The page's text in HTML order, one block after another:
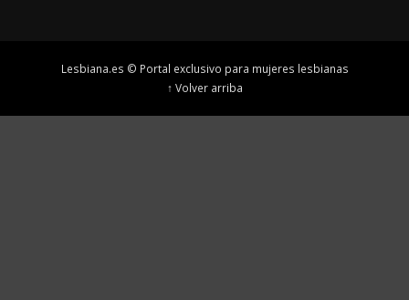
Lesbiana.es © Portal exclusivo para mujeres lesbianas
↑ Volver arriba